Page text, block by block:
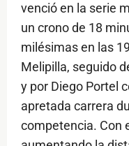
venció en la serie
un crono de 18
milésimas en las
Melipilla, seguido
y por Diego Portel
apretada carrera
competencia. Con